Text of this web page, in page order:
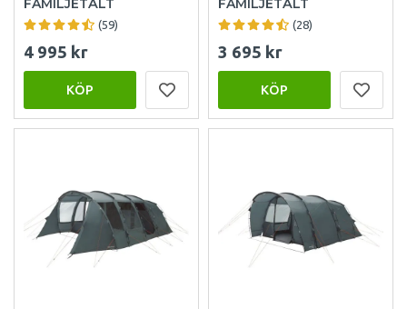
FAMILJETÄLT
(59)
4 995 kr
KÖP
FAMILJETÄLT
(28)
3 695 kr
KÖP